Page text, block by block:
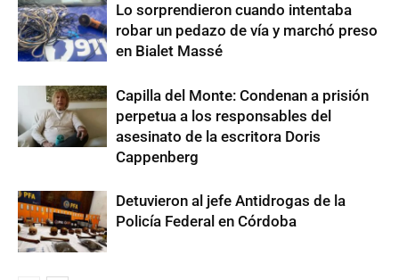
Lo sorprendieron cuando intentaba
robar un pedazo de vía y marchó preso
en Bialet Massé
Capilla del Monte: Condenan a prisión
perpetua a los responsables del
asesinato de la escritora Doris
Cappenberg
Detuvieron al jefe Antidrogas de la
Policía Federal en Córdoba